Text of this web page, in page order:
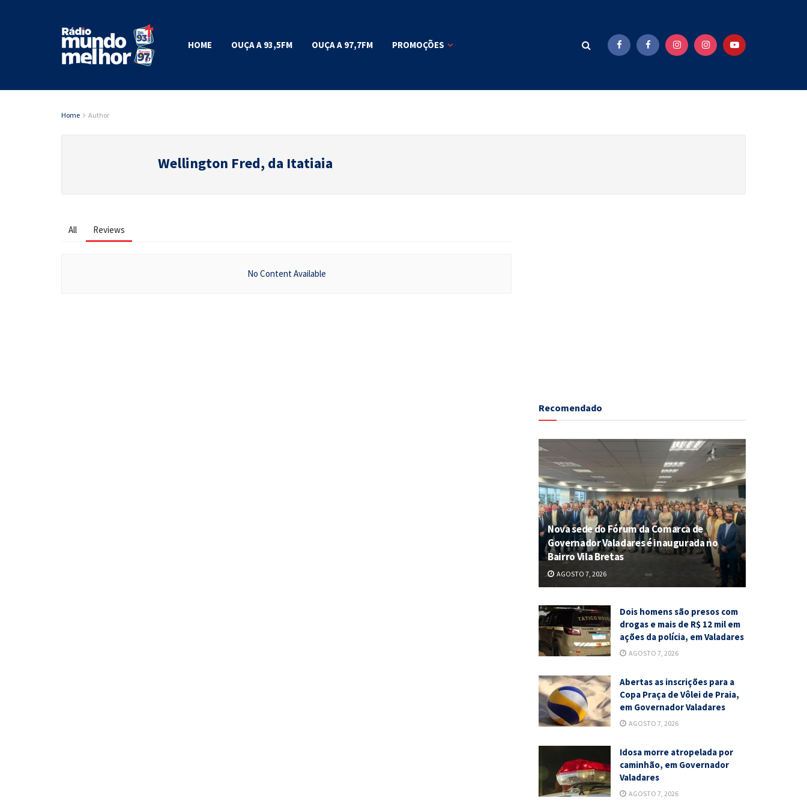
HOME OUÇA A 93,5FM OUÇA A 97,7FM PROMOÇÕES
Home Author
Wellington Fred, da Itatiaia
All Reviews
No Content Available
Recomendado
Nova sede do Fórum da Comarca de
Governador Valadares é inaugurada no
Bairro Vila Bretas
AGOSTO 7, 2026
Dois homens são presos com
drogas e mais de R$ 12 mil em
ações da polícia, em Valadares
AGOSTO 7, 2026
Abertas as inscrições para a
Copa Praça de Vôlei de Praia,
em Governador Valadares
AGOSTO 7, 2026
Idosa morre atropelada por
caminhão, em Governador
Valadares
AGOSTO 7, 2026